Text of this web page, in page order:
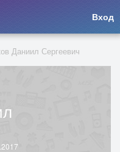
Вход
Даниил Сергеевич